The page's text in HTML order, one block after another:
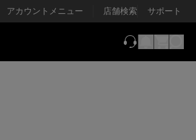
アカウントメニュー 店舗検索 サポート